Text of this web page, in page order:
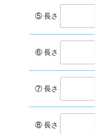
⑤ 長さ
⑥ 長さ
⑦ 長さ
⑧ 長さ